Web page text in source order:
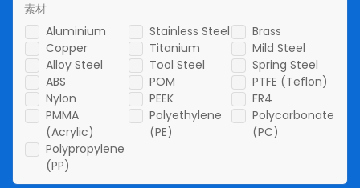
Aluminium Stainless Steel
Brass
Copper
Titanium
Mild Steel
Alloy Steel
Tool Steel
Spring Steel
ABS
POM
PTFE (Teflon)
Nylon
PEEK
FR4
PMMA
(Acrylic)
Polyethylene
(PE)
Polycarbonate
(PC)
Polypropylene
(PP)
素材